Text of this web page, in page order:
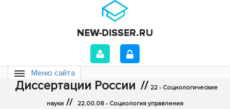
Меню сайта
Диссертации России // 22 - Социологические
науки // 22.00.08 - Социология управления